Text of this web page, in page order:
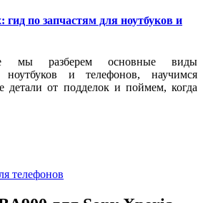
по запчастям для ноутбуков и
мы разберем основные виды
и телефонов, научимся
детали от подделок и поймем, когда
телефонов